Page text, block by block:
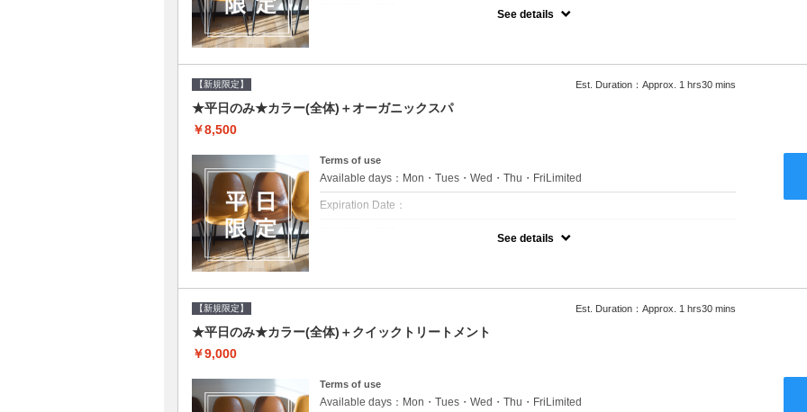
新規限定の平日のみのクーポンです★
をご提案させて頂きます●選べるシャンプー付き●次回以降は早期割引で10～20%off
See details
【新規限定】 Est. Duration：Approx. 1 hrs30 mins
★平日のみ★カラー(全体)＋オーガニックスパ
￥8,500
Terms of use
Available days：Mon・Tues・Wed・Thu・FriLimited
Expiration Date：
新規限定の平日のみのクーポンです★
をご提案させて頂きます●選べるシャンプー付き●次回以降は早期割引で10～20%off
See details
【新規限定】 Est. Duration：Approx. 1 hrs30 mins
★平日のみ★カラー(全体)＋クイックトリートメント
￥9,000
Terms of use
Available days：Mon・Tues・Wed・Thu・FriLimited